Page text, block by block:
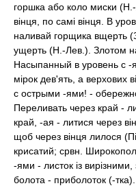
горшка або коло миски
вінця, по самі вінця. В
наливай горщика вщерть
ущерть (Н.-Лев.). Злотом
Насыпанный в уровень с
мірок дев'ять, а верхових
с острыми -ями! - обережно,
Переливать через край -
край, -ая - литися через
щоб через вінця лилося
крисатий; срвн.
-ями - листок із
болота - приболоток (-